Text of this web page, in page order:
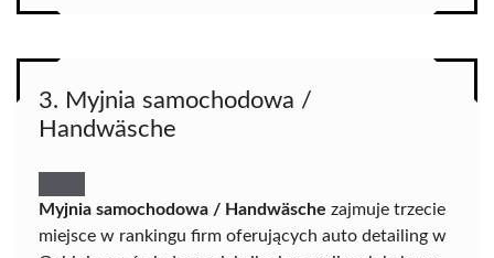
3. Myjnia samochodowa /
Handwäsche
Myjnia samochodowa / Handwäsche zajmuje trzecie
miejsce w rankingu firm oferujących auto detailing w